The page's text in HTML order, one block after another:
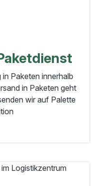
Paketen innerhalb
in Paketen geht
wir auf Palette